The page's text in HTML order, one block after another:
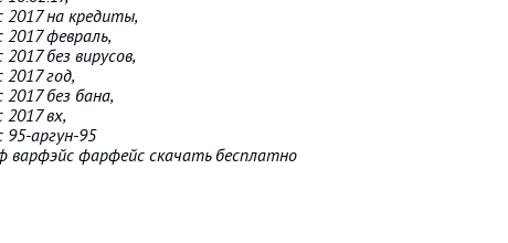
2017 на кредиты,
февраль,
без вирусов,
год,
без бана,
вх,
аргун-95
варфэйс фарфейс скачать бесплатно